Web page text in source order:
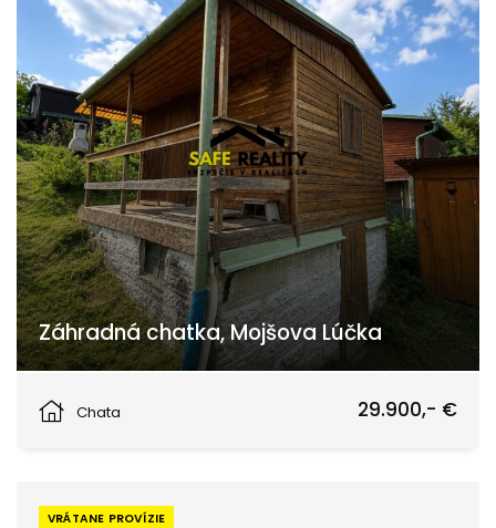
Záhradná chatka, Mojšova Lúčka
Chata
29.900,- €
VRÁTANE PROVÍZIE